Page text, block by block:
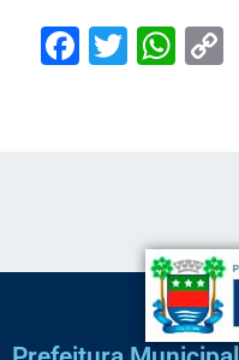
Facebook
Twitter